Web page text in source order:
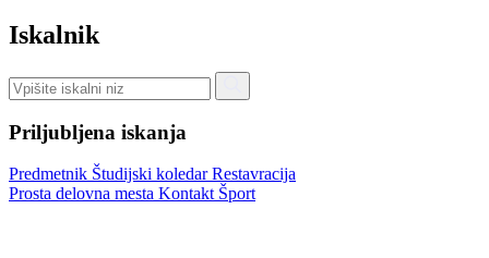
Iskalnik
Priljubljena iskanja
Predmetnik Študijski koledarRestavracija
Prosta delovna mesta Kontakt Šport